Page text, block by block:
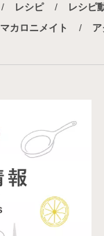
レシピ
レシピ
マカロニメイト